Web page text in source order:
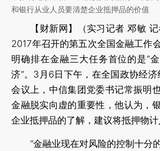
和银行从业人员要清楚企业抵押品的价值
【财新网】（实习记者 邓敏
2017年召开的第五次全国金融工作
明确排在金融三大任务首位的是“
济”。3月6日下午，在全国政协经
会议上，中信集团党委书记常振明
金融脱实向虚的重要性，他认为，
企业抵押品的了解，建议将抵押物计
“金融业现在对风险的控制十分